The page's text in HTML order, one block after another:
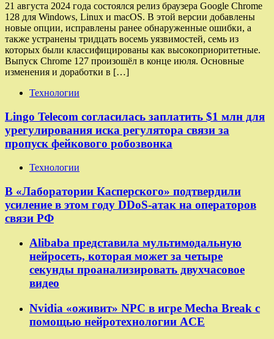
21 августа 2024 года состоялся релиз браузера Google Chrome
128 для Windows, Linux и macOS. В этой версии добавлены
новые опции, исправлены ранее обнаруженные ошибки, а
также устранены тридцать восемь уязвимостей, семь из
которых были классифицированы как высокоприоритетные.
Выпуск Chrome 127 произошёл в конце июля. Основные
изменения и доработки в […]
Технологии
Lingo Telecom согласилась заплатить $1 млн для
урегулирования иска регулятора связи за
пропуск фейкового робозвонка
Технологии
В «Лаборатории Касперского» подтвердили
усиление в этом году DDoS-атак на операторов
связи РФ
Alibaba представила мультимодальную
нейросеть, которая может за четыре
секунды проанализировать двухчасовое
видео
Nvidia «оживит» NPC в игре Mecha Break с
помощью нейротехнологии ACE